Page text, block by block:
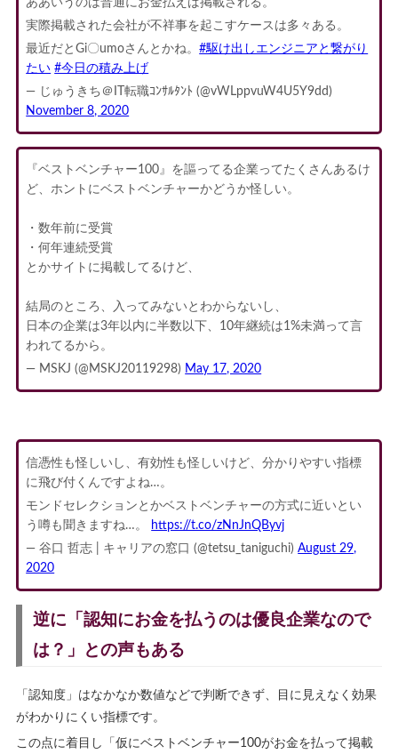
実際掲載された会社が不祥事を起こすケースは多々ある。
最近だとGi〇umoさんとかね。#駆け出しエンジニアと繋がり
たい #今日の積み上げ
— じゅうきち＠IT転職ｺﾝｻﾙﾀﾝﾄ (@vWLppvuW4U5Y9dd)
November 8, 2020
『ベストベンチャー100』を謳ってる企業ってたくさんあるけ
ど、ホントにベストベンチャーかどうか怪しい。
・数年前に受賞
・何年連続受賞
とかサイトに掲載してるけど、
結局のところ、入ってみないとわからないし、
日本の企業は3年以内に半数以下、10年継続は1%未満って言
われてるから。
— MSKJ (@MSKJ20119298) May 17, 2020
信憑性も怪しいし、有効性も怪しいけど、分かりやすい指標
に飛び付くんですよね…。
モンドセレクションとかベストベンチャーの方式に近いとい
う噂も聞きますね…。
https://t.co/zNnJnQByvj
— 谷口 哲志 | キャリアの窓口 (@tetsu_taniguchi)August 29,
2020
逆に「認知にお金を払うのは優良企業なので
は？」との声もある
「認知度」はなかなか数値などで判断できず、目に見えなく効果
がわかりにくい指標です。
この点に着目し「仮にベストベンチャー100がお金を払って掲載